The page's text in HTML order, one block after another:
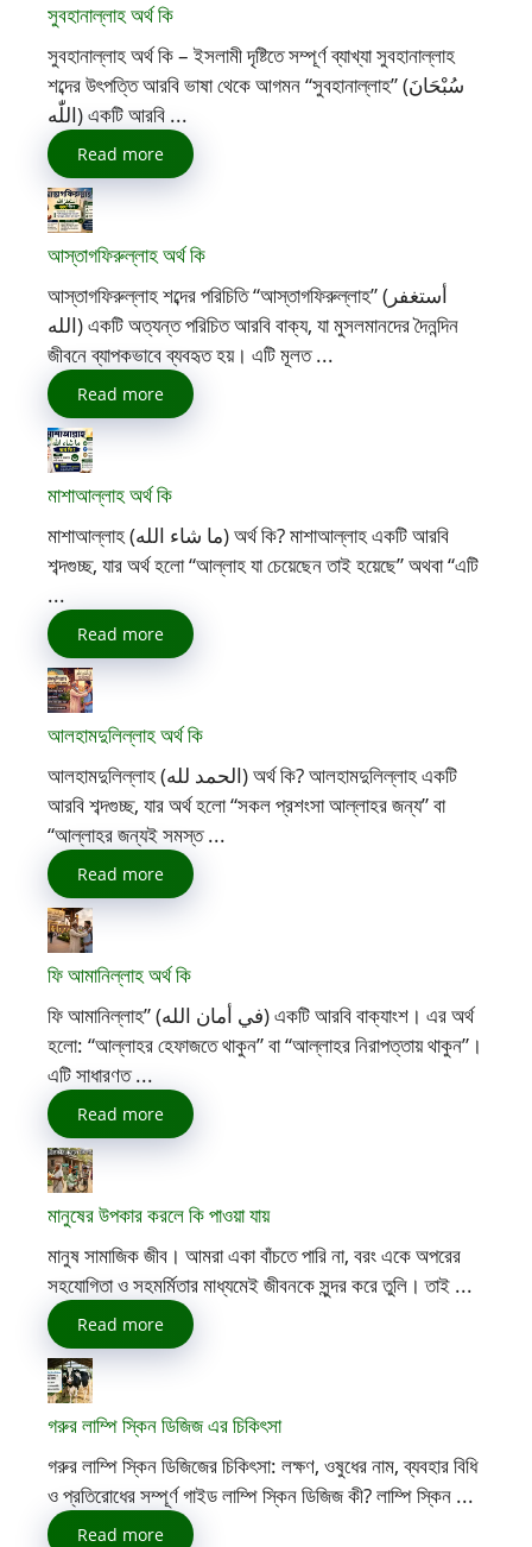
সুবহানাল্লাহ অর্থ কি
সুবহানাল্লাহ অর্থ কি – ইসলামী দৃষ্টিতে সম্পূর্ণ ব্যাখ্যা সুবহানাল্লাহ
শব্দের উৎপত্তি আরবি ভাষা থেকে আগমন “সুবহানাল্লাহ” (سُبْحَانَ
اللّٰه) একটি আরবি ...
Read more
আস্তাগফিরুল্লাহ অর্থ কি
আস্তাগফিরুল্লাহ শব্দের পরিচিতি “আস্তাগফিরুল্লাহ” (أستغفر
الله) একটি অত্যন্ত পরিচিত আরবি বাক্য, যা মুসলমানদের দৈনন্দিন
জীবনে ব্যাপকভাবে ব্যবহৃত হয়। এটি মূলত ...
Read more
মাশাআল্লাহ অর্থ কি
মাশাআল্লাহ (ما شاء الله) অর্থ কি? মাশাআল্লাহ একটি আরবি
শব্দগুচ্ছ, যার অর্থ হলো “আল্লাহ যা চেয়েছেন তাই হয়েছে” অথবা “এটি
...
Read more
আলহামদুলিল্লাহ অর্থ কি
আলহামদুলিল্লাহ (الحمد لله) অর্থ কি? আলহামদুলিল্লাহ একটি
আরবি শব্দগুচ্ছ, যার অর্থ হলো “সকল প্রশংসা আল্লাহর জন্য” বা
“আল্লাহর জন্যই সমস্ত ...
Read more
ফি আমানিল্লাহ অর্থ কি
ফি আমানিল্লাহ” (في أمان الله) একটি আরবি বাক্যাংশ। এর অর্থ
হলো: “আল্লাহর হেফাজতে থাকুন” বা “আল্লাহর নিরাপত্তায় থাকুন”।
এটি সাধারণত ...
Read more
মানুষের উপকার করলে কি পাওয়া যায়
মানুষ সামাজিক জীব। আমরা একা বাঁচতে পারি না, বরং একে অপরের
সহযোগিতা ও সহমর্মিতার মাধ্যমেই জীবনকে সুন্দর করে তুলি। তাই ...
Read more
গরুর লাম্পি স্কিন ডিজিজ এর চিকিৎসা
গরুর লাম্পি স্কিন ডিজিজের চিকিৎসা: লক্ষণ, ওষুধের নাম, ব্যবহার বিধি
ও প্রতিরোধের সম্পূর্ণ গাইড লাম্পি স্কিন ডিজিজ কী? লাম্পি স্কিন ...
Read more